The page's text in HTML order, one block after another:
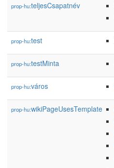
prop-hu:teljesCsapatnév
prop-hu:test
prop-hu:testMinta
prop-hu:város
prop-hu:wikiPageUsesTemplate